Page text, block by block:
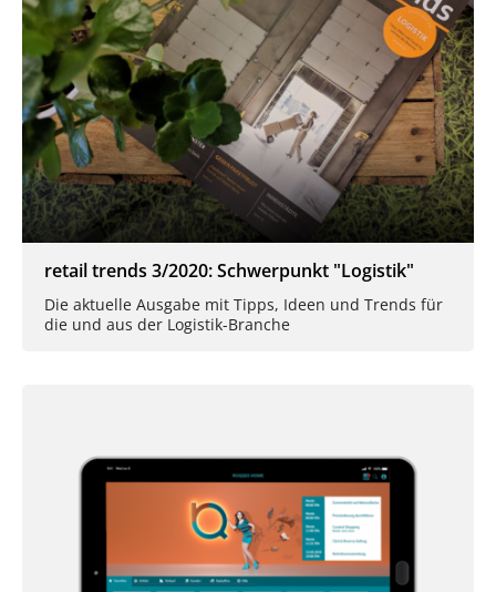
retail trends 3/2020: Schwerpunkt "Logistik"
Die aktuelle Ausgabe mit Tipps, Ideen und Trends für
die und aus der Logistik-Branche